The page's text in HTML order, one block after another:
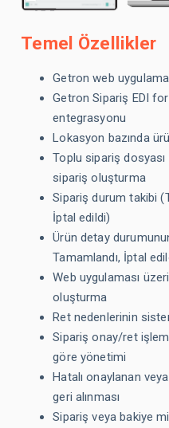
Temel Özellikler
Getron web
Getron Sipariş EDI
entegrasyonu
Lokasyon bazında
Toplu sipariş
sipariş oluşturma
Sipariş durum takibi
İptal edildi)
Ürün detay
Tamamlandı, İptal
Web uygulaması
oluşturma
Ret nedenlerinin
Sipariş onay/ret
göre yönetimi
Hatalı onaylanan
geri alınması
Sipariş veya bakiye